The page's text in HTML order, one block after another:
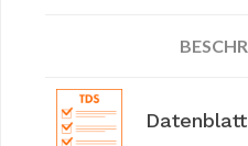
Datenblatt